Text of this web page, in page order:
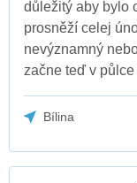
důležitý aby bylo
prosněží celej
nevýznamný
začne teď v
Bílina